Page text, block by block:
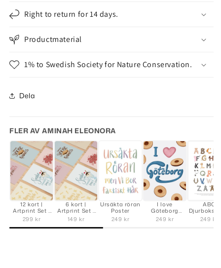
Right to return for 14 days.
Productmaterial
1% to Swedish Society for Nature Conservation.
Dela
FLER AV AMINAH ELEONORA
12 kort |
Artprint Set |
av Aminah
Eleonora
299 kr
6 kort |
Artprint Set |
av Aminah
Eleonora
149 kr
Ursäkta röran
Poster
249 kr
I love
Göteborg
Poster
249 kr
ABC
Poster
249 kr